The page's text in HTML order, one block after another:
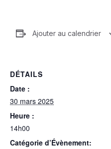
Ajouter au calendrier
DÉTAILS
Date :
30 mars 2025
Heure :
14h00
Catégorie d’Évènement: